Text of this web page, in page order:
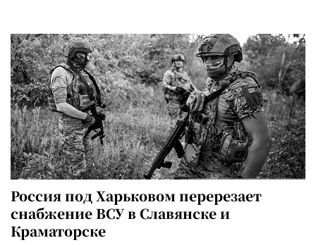
Россия под Харьковом перерезает
снабжение ВСУ в Славянске и
Краматорске